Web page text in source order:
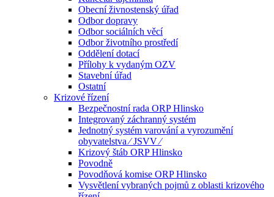
Obecní živnostenský úřad
Odbor dopravy
Odbor sociálních věcí
Odbor životního prostředí
Oddělení dotací
Přílohy k vydaným OZV
Stavební úřad
Ostatní
Krizové řízení
Bezpečnostní rada ORP Hlinsko
Integrovaný záchranný systém
Jednotný systém varování a vyrozumění
obyvatelstva ⁄ JSVV ⁄
Krizový štáb ORP Hlinsko
Povodně
Povodňová komise ORP Hlinsko
Vysvětlení vybraných pojmů z oblasti krizového